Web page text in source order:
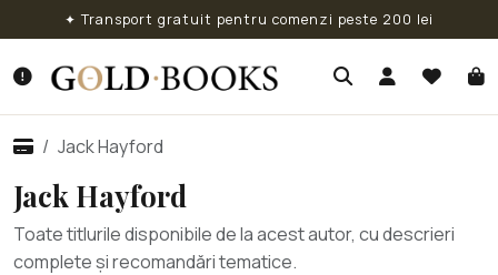
✦ Transport gratuit pentru comenzi peste 200 lei
Jack Hayford
Jack Hayford
Toate titlurile disponibile de la acest autor, cu descrieri
complete și recomandări tematice.